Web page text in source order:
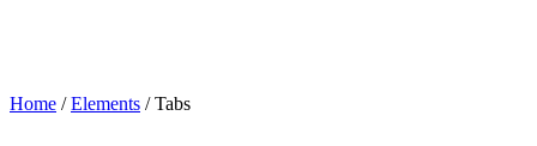
Home /Elements / Tabs